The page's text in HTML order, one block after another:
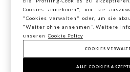
Essenzielle Codes.
Moments. Eine Kollektion
ENTDECKE DIE KOLLEKTION
Österreich, möchten Sie
speichern?
BESTÄTIGEN
Cookies annehmen", um sie
"Cookies verwalten" oder, um sie
"Weiter ohne annehmen". Weitere
unseren
Cookie Policy
COOKIES
ALLE COOKIES